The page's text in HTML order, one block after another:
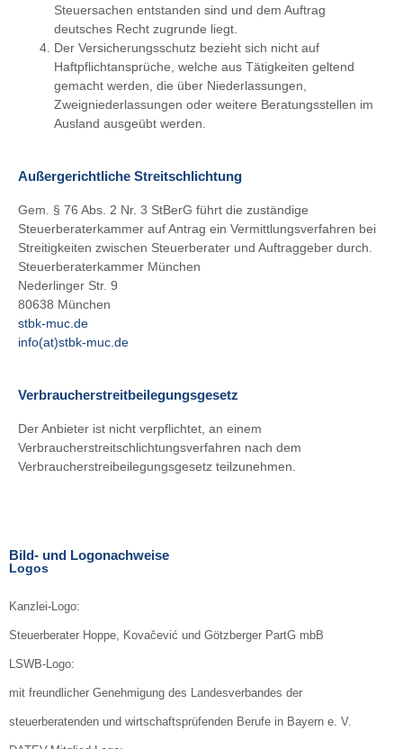
Steuersachen entstanden sind und dem Auftrag
deutsches Recht zugrunde liegt.
Der Versicherungsschutz bezieht sich nicht auf
Haftpflichtansprüche, welche aus Tätigkeiten geltend
gemacht werden, die über Niederlassungen,
Zweigniederlassungen oder weitere Beratungsstellen im
Ausland ausgeübt werden.
Außergerichtliche Streitschlichtung
Gem. § 76 Abs. 2 Nr. 3 StBerG führt die zuständige
Steuerberaterkammer auf Antrag ein Vermittlungsverfahren bei
Streitigkeiten zwischen Steuerberater und Auftraggeber durch.
Steuerberaterkammer München
Nederlinger Str. 9
80638 München
stbk-muc.de
info(at)stbk-muc.de
Verbraucherstreitbeilegungsgesetz
Der Anbieter ist nicht verpflichtet, an einem
Verbraucherstreitschlichtungsverfahren nach dem
Verbraucherstreibeilegungsgesetz teilzunehmen.
Bild- und Logonachweise
Logos
Kanzlei-Logo:
Steuerberater Hoppe, Kovačević und Götzberger PartG mbB
LSWB-Logo:
mit freundlicher Genehmigung des Landesverbandes der
steuerberatenden und wirtschaftsprüfenden Berufe in Bayern e. V.